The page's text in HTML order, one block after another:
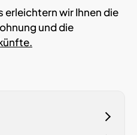
erleichtern wir Ihnen die
und die